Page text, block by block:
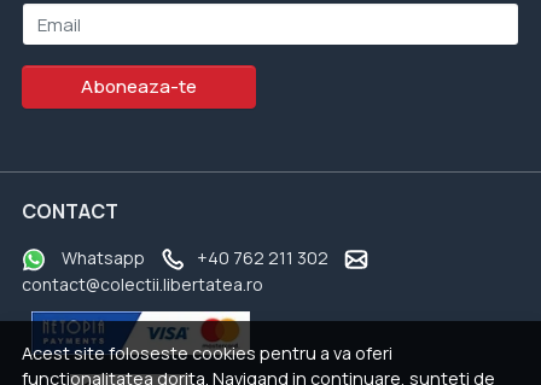
Acest site foloseste cookies pentru a va oferi
functionalitatea dorita. Navigand in continuare, sunteti de
Email
Aboneaza-te
CONTACT
Whatsapp
+40 762 211 302
contact@colectii.libertatea.ro